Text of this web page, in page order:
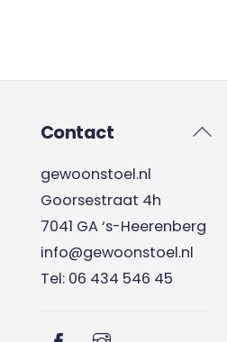
Back
Contact
gewoonstoel.nl
Goorsestraat 4h
7041 GA ‘s-Heerenberg
info@gewoonstoel.nl
Tel: 06 434 546 45